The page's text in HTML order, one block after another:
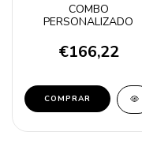
COMBO
PERSONALIZADO
€166,22